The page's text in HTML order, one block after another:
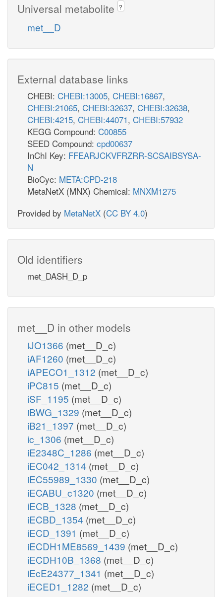
Universal metabolite ?
met__D
External database links
CHEBI: CHEBI:13005, CHEBI:16867,
CHEBI:21065, CHEBI:32637, CHEBI:32638,
CHEBI:4215, CHEBI:44071, CHEBI:57932
KEGG Compound: C00855
SEED Compound: cpd00637
InChI Key: FFEARJCKVFRZRR-SCSAIBSYSA-
N
BioCyc: META:CPD-218
MetaNetX (MNX) Chemical: MNXM1275
Provided by MetaNetX (CC BY 4.0)
Old identifiers
met_DASH_D_p
met__D in other models
iJO1366 (met__D_c)
iAF1260 (met__D_c)
iAPECO1_1312 (met__D_c)
iPC815 (met__D_c)
iSF_1195 (met__D_c)
iBWG_1329 (met__D_c)
iB21_1397 (met__D_c)
ic_1306 (met__D_c)
iE2348C_1286 (met__D_c)
iEC042_1314 (met__D_c)
iEC55989_1330 (met__D_c)
iECABU_c1320 (met__D_c)
iECB_1328 (met__D_c)
iECBD_1354 (met__D_c)
iECD_1391 (met__D_c)
iECDH1ME8569_1439 (met__D_c)
iECDH10B_1368 (met__D_c)
iEcE24377_1341 (met__D_c)
iECED1_1282 (met__D_c)